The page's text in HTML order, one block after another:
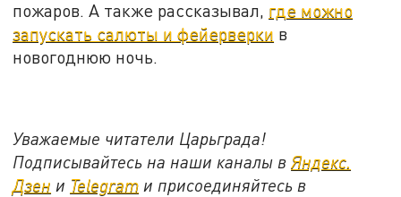
пожаров. А также рассказывал, где можно
запускать салюты и фейерверки в
новогоднюю ночь.
Уважаемые читатели Царьграда!
Подписывайтесь на наши каналы вЯндекс.
Дзен и Telegram и присоединяйтесь в